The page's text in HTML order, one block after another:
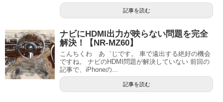
記事を読む
ナビにHDMI出力が映らない問題を完全
解決！【NR-MZ60】
こんちくわ あ゛じです。 車で遠出する絶好の機会
ですね。 ナビのHDMI問題が解決していない 前回の
記事で、iPhoneの...
記事を読む